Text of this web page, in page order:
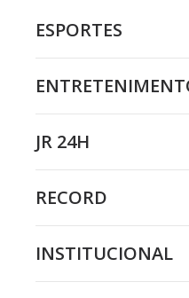
ESPORTES
JR 24H
RECORD
INSTITUCIONAL